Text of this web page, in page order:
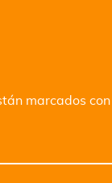
marcados con